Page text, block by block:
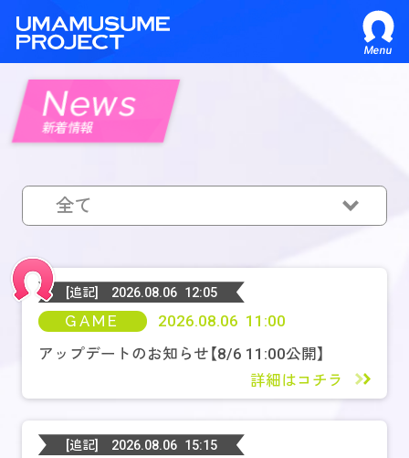
Menu
News
新着情報
全て
GAME
MEDIA
[追記] 2026.08.06 12:05
GAME
2026.08.06 11:00
アップデートのお知らせ【8/6 11:00公開】
詳細はコチラ
[追記] 2026.08.06 15:15